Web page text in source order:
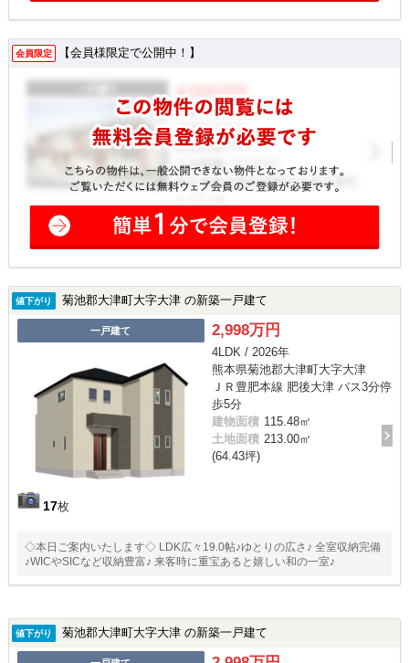
会員限定 【会員様限定で公開中！】
値下がり 菊池郡大津町大字大津 の新築一戸建て
一戸建て
17枚
2,998万円
4LDK / 2026年
熊本県菊池郡大津町大字大津
ＪＲ豊肥本線 肥後大津 バス3分停
歩5分
建物面積 115.48㎡
土地面積 213.00㎡
(64.43坪)
◇本日ご案内いたします◇ LDK広々19.0帖♪ゆとりの広さ♪ 全室収納完備
♪WICやSICなど収納豊富♪ 来客時に重宝あると嬉しい和の一室♪
値下がり 菊池郡大津町大字大津 の新築一戸建て